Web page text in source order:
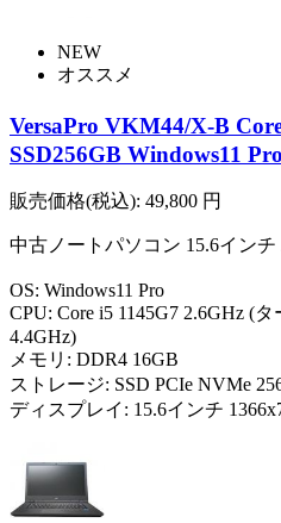
NEW
オススメ
VersaPro VKM44/X-B
SSD256GB Windows11 Pro
販売価格(税込): 49,800 円
中古ノートパソコン 15.6インチ
OS: Windows11 Pro
CPU: Core i5 1145G7 2.6GHz (
4.4GHz)
メモリ: DDR4 16GB
ストレージ: SSD PCIe NVMe
ディスプレイ: 15.6インチ